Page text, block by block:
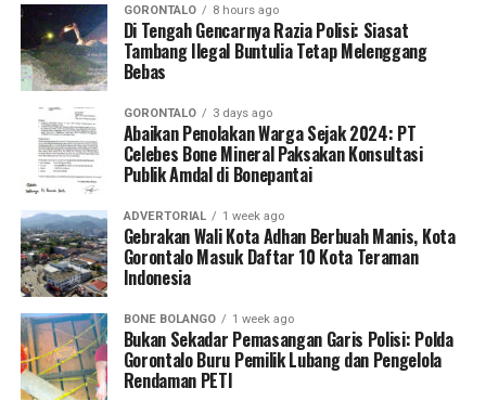
GORONTALO 8 hours ago
Di Tengah Gencarnya Razia Polisi: Siasat
Tambang Ilegal Buntulia Tetap Melenggang
Bebas
GORONTALO 3 days ago
Abaikan Penolakan Warga Sejak 2024: PT
Celebes Bone Mineral Paksakan Konsultasi
Publik Amdal di Bonepantai
ADVERTORIAL 1 week ago
Gebrakan Wali Kota Adhan Berbuah Manis, Kota
Gorontalo Masuk Daftar 10 Kota Teraman
Indonesia
BONE BOLANGO 1 week ago
Bukan Sekadar Pemasangan Garis Polisi: Polda
Gorontalo Buru Pemilik Lubang dan Pengelola
Rendaman PETI